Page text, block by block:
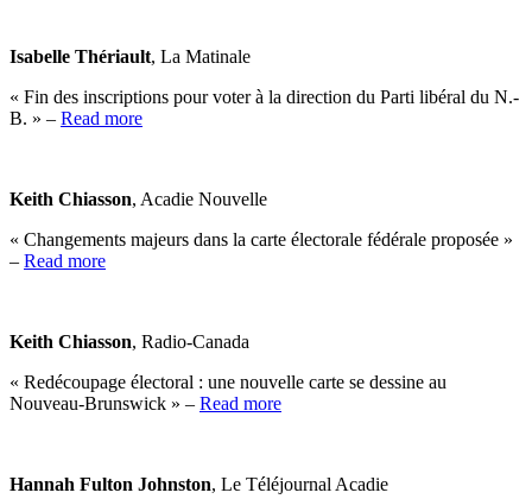
Isabelle Thériault, La Matinale
« Fin des inscriptions pour voter à la direction du Parti libéral du N.-
B. » – Read more
Keith Chiasson, Acadie Nouvelle
« Changements majeurs dans la carte électorale fédérale proposée »
– Read more
Keith Chiasson, Radio-Canada
« Redécoupage électoral : une nouvelle carte se dessine au
Nouveau-Brunswick » – Read more
Hannah Fulton Johnston, Le Téléjournal Acadie